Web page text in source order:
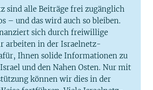
sind alle Beiträge frei zugänglich
– und das wird auch so bleiben.
sich durch freiwillige
arbeiten in der Israelnetz-
Ihnen solide Informationen zu
und den Nahen Osten. Nur mit
können wir dies in der